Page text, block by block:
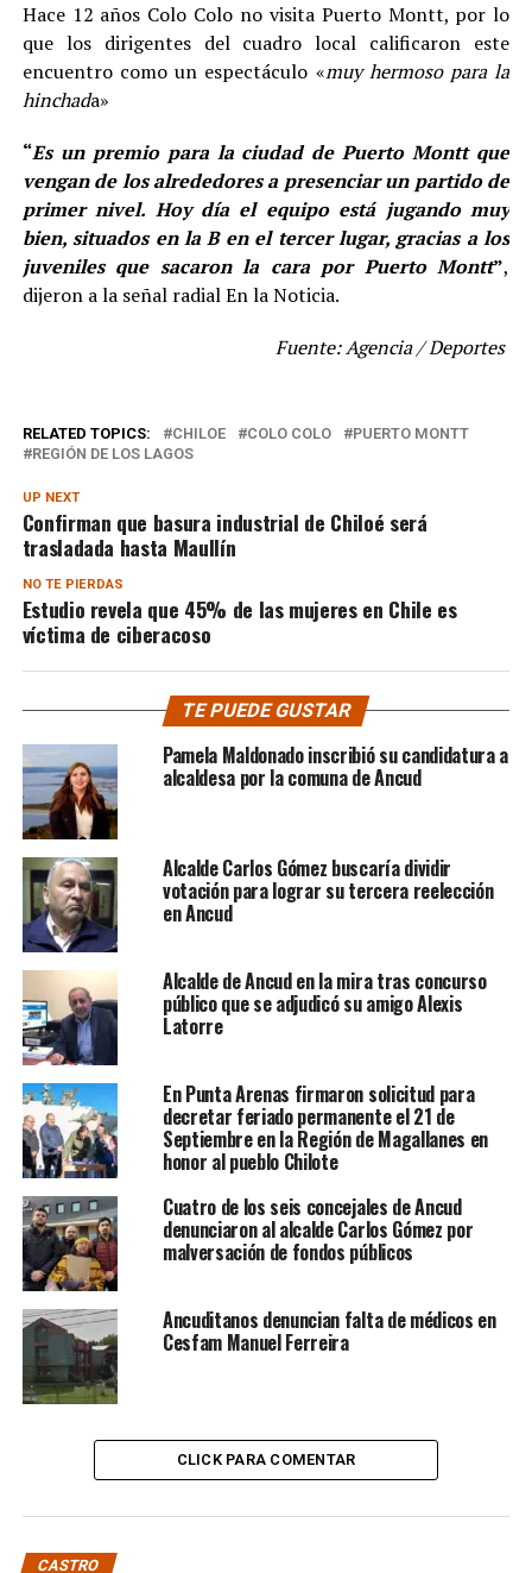
Hace 12 años Colo Colo no visita Puerto Montt, por lo
que los dirigentes del cuadro local calificaron este
encuentro como un espectáculo «muy hermoso para la
hinchada»
“Es un premio para la ciudad de Puerto Montt que
vengan de los alrededores a presenciar un partido de
primer nivel. Hoy día el equipo está jugando muy
bien, situados en la B en el tercer lugar, gracias a los
juveniles que sacaron la cara por Puerto Montt”,
dijeron a la señal radial En la Noticia.
Fuente: Agencia / Deportes
RELATED TOPICS: CHILOE COLO COLO
PUERTO MONTT
REGIÓN DE LOS LAGOS
UP NEXT
Confirman que basura industrial de Chiloé será
trasladada hasta Maullín
NO TE PIERDAS
Estudio revela que 45% de las mujeres en Chile es
víctima de ciberacoso
TE PUEDE GUSTAR
Pamela Maldonado inscribió su candidatura a
alcaldesa por la comuna de Ancud
Alcalde Carlos Gómez buscaría dividir
votación para lograr su tercera reelección
en Ancud
Alcalde de Ancud en la mira tras concurso
público que se adjudicó su amigo Alexis
Latorre
En Punta Arenas firmaron solicitud para
decretar feriado permanente el 21 de
Septiembre en la Región de Magallanes en
honor al pueblo Chilote
Cuatro de los seis concejales de Ancud
denunciaron al alcalde Carlos Gómez por
malversación de fondos públicos
Ancuditanos denuncian falta de médicos en
Cesfam Manuel Ferreira
CLICK PARA COMENTAR
CASTRO